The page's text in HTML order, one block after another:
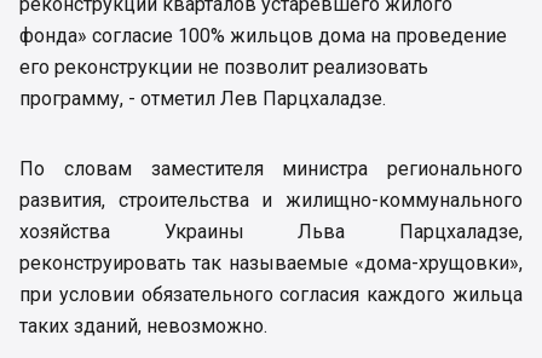
фонда» согласие 100% жильцов дома на проведение
его реконструкции не позволит реализовать
программу, - отметил Лев Парцхаладзе.
По словам заместителя министра регионального
развития, строительства и жилищно-коммунального
хозяйства Украины Льва Парцхаладзе,
реконструировать так называемые «дома-хрущовки»,
при условии обязательного согласия каждого жильца
таких зданий, невозможно.